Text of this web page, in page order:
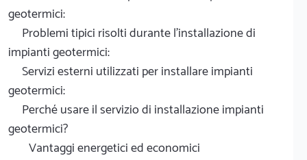
geotermici:
Problemi tipici risolti durante l'installazione di
impianti geotermici:
Servizi esterni utilizzati per installare impianti
geotermici:
Perché usare il servizio di installazione impianti
geotermici?
Vantaggi energetici ed economici